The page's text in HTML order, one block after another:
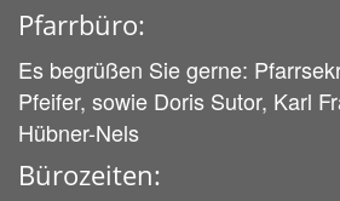
Pfarrbüro:
Es begrüßen Sie gerne:
Pfeifer, sowie Doris Sutor, Karl
Hübner-Nels
Bürozeiten: